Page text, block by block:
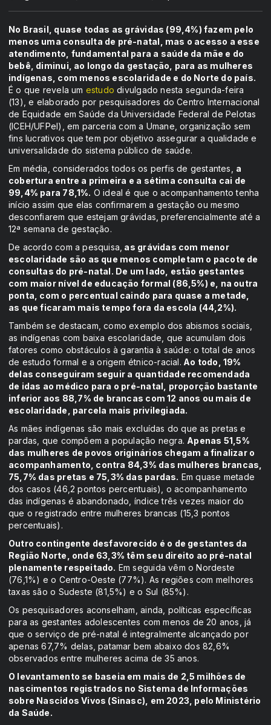
No Brasil, quase todas as grávidas (99,4%) fazem pelo
menos uma consulta de pré-natal, mas o acesso a esse
atendimento, fundamental para a saúde da mãe e do
bebê, diminui, ao longo da gestação, para as mulheres
indígenas, com menos escolaridade e do Norte do país.
É o que revela um estudo divulgado nesta segunda-feira
(13), e elaborado por pesquisadores do Centro Internacional
de Equidade em Saúde da Universidade Federal de Pelotas
(ICEH/UFPel), em parceria com a Umane, organização sem
fins lucrativos que tem por objetivo assegurar a qualidade e
universalidade do sistema público de saúde.
Em média, considerados todos os perfis de gestantes, a
cobertura entre a primeira e a sétima consulta cai de
99,4% para 78,1%. O ideal é que o acompanhamento tenha
início assim que elas confirmarem a gestação ou mesmo
desconfiarem que estejam grávidas, preferencialmente até a
12ª semana de gestação.
De acordo com a pesquisa, as grávidas com menor
escolaridade são as que menos completam o pacote de
consultas do pré-natal. De um lado, estão gestantes
com maior nível de educação formal (86,5%) e, na outra
ponta, com o percentual caindo para quase a metade,
as que ficaram mais tempo fora da escola (44,2%).
Também se destacam, como exemplo dos abismos sociais,
as indígenas com baixa escolaridade, que acumulam dois
fatores como obstáculos à garantia à saúde: o total de anos
de estudo formal e a origem étnico-racial. Ao todo, 19%
delas conseguiram seguir a quantidade recomendada
de idas ao médico para o pré-natal, proporção bastante
inferior aos 88,7% de brancas com 12 anos ou mais de
escolaridade, parcela mais privilegiada.
As mães indígenas são mais excluídas do que as pretas e
pardas, que compõem a população negra. Apenas 51,5%
das mulheres de povos originários chegam a finalizar o
acompanhamento, contra 84,3% das mulheres brancas,
75,7% das pretas e 75,3% das pardas. Em quase metade
dos casos (46,2 pontos percentuais), o acompanhamento
das indígenas é abandonado, índice três vezes maior do
que o registrado entre mulheres brancas (15,3 pontos
percentuais).
Outro contingente desfavorecido é o de gestantes da
Região Norte, onde 63,3% têm seu direito ao pré-natal
plenamente respeitado. Em seguida vêm o Nordeste
(76,1%) e o Centro-Oeste (77%). As regiões com melhores
taxas são o Sudeste (81,5%) e o Sul (85%).
Os pesquisadores aconselham, ainda, políticas específicas
para as gestantes adolescentes com menos de 20 anos, já
que o serviço de pré-natal é integralmente alcançado por
apenas 67,7% delas, patamar bem abaixo dos 82,6%
observados entre mulheres acima de 35 anos.
O levantamento se baseia em mais de 2,5 milhões de
nascimentos registrados no Sistema de Informações
sobre Nascidos Vivos (Sinasc), em 2023, pelo Ministério
da Saúde.